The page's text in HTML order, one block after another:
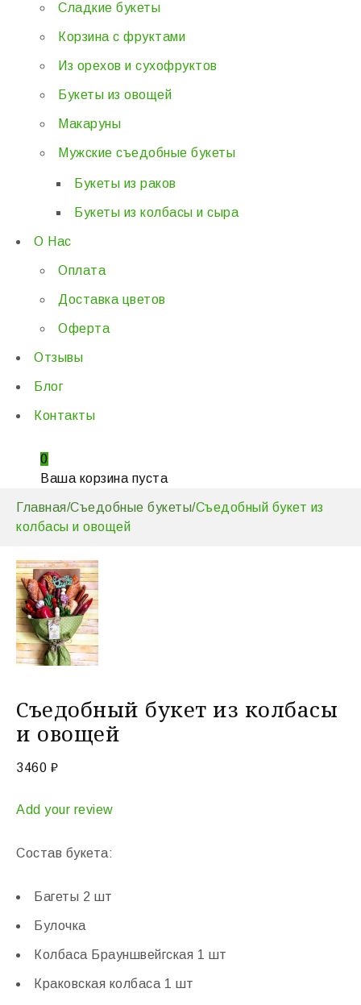
Сладкие букеты
Корзина с фруктами
Из орехов и сухофруктов
Букеты из овощей
Макаруны
Мужские съедобные букеты
Букеты из раков
Букеты из колбасы и сыра
О Нас
Оплата
Доставка цветов
Оферта
Отзывы
Блог
Контакты
0
Ваша корзина пуста
Главная/Съедобные букеты/Съедобный букет из
колбасы и овощей
Съедобный букет из колбасы
и овощей
3460 ₽
Add your review
Состав букета:
Багеты 2 шт
Булочка
Колбаса Брауншвейгская 1 шт
Краковская колбаса 1 шт